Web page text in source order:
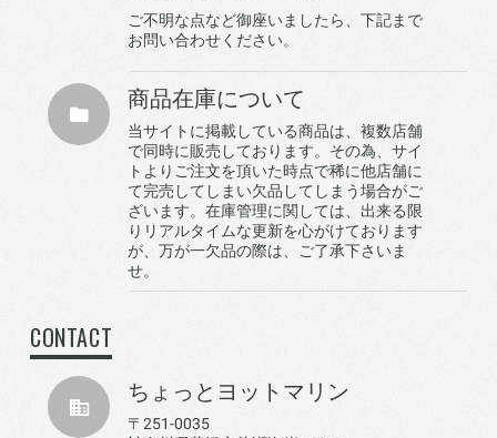
ご不明な点など御座いましたら、下記まで
お問い合わせください。
商品在庫について
当サイトに掲載している商品は、複数店舗
で同時に販売しております。その為、サイ
トよりご注文を頂いた時点で稀に他店舗に
て完売してしまい欠品してしまう場合がご
ざいます。在庫管理に関しては、出来る限
りリアルタイムな更新を心がけております
が、万が一欠品の際は、ご了承下さいま
せ。
CONTACT
ちょっとヨットマリン
〒251-0035